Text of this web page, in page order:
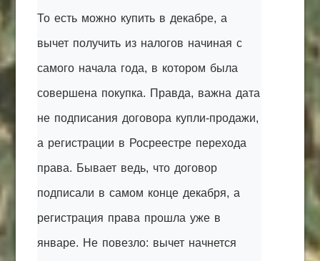
То есть можно купить в декабре, а
вычет получить из налогов начиная с
самого начала года, в котором была
совершена покупка. Правда, важна дата
не подписания договора купли-продажи,
а регистрации в Росреестре перехода
права. Бывает ведь, что договор
подписали в самом конце декабря, а
регистрация права прошла уже в
январе. Не повезло: вычет начнется